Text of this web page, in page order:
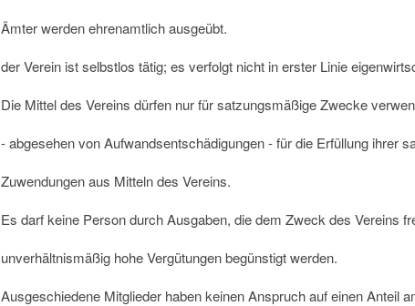
Ämter werden ehrenamtlich ausgeübt.
der Verein ist selbstlos tätig; es verfolgt nicht in erster Linie
Die Mittel des Vereins dürfen nur für satzungsmäßige Zwecke
- abgesehen von Aufwandsentschädigungen - für die Erfüllung ihrer
Zuwendungen aus Mitteln des Vereins.
Es darf keine Person durch Ausgaben, die dem Zweck des Vereins
unverhältnismäßig hohe Vergütungen begünstigt werden.
Ausgeschiedene Mitglieder haben keinen Anspruch auf einen Anteil